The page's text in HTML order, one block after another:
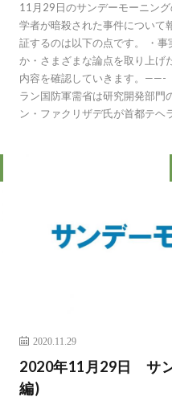
11月29日のサンデーモーニン
学者が暗殺された事件について
証するのは以下の点です。 ・
か・さまざまな論点を取り上げ
内容を確認していきます。——-
ラン国防軍需省は研究開発部門
ン・ファクリザデ氏が首都テヘ
2020.11.29
2020年11月29日 サ
編)